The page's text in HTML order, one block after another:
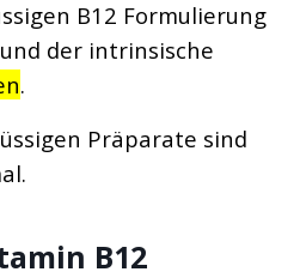
B12 Formulierung
und der intrinsische
.
Präparate sind
B12